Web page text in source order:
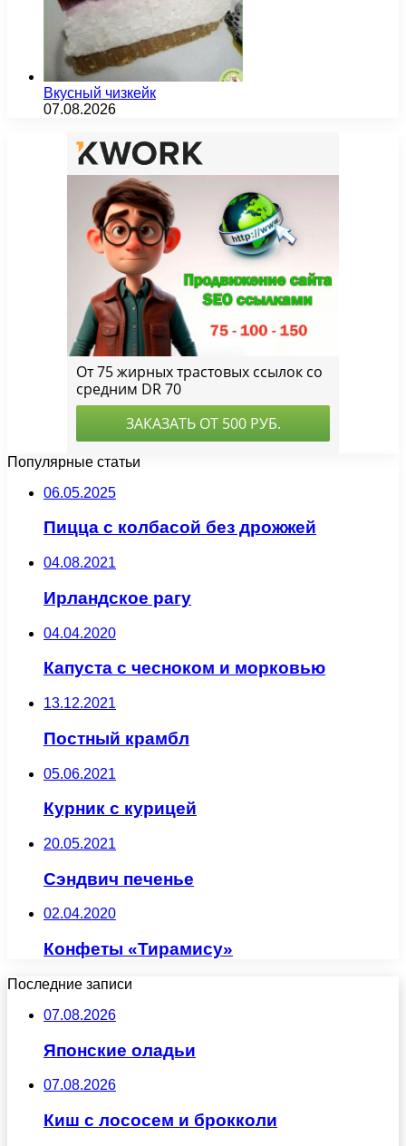
Вкусный чизкейк
07.08.2026
Популярные статьи
06.05.2025
Пицца с колбасой без дрожжей
04.08.2021
Ирландское рагу
04.04.2020
Капуста с чесноком и морковью
13.12.2021
Постный крамбл
05.06.2021
Курник с курицей
20.05.2021
Сэндвич печенье
02.04.2020
Конфеты «Тирамису»
Последние записи
07.08.2026
Японские оладьи
07.08.2026
Киш с лососем и брокколи